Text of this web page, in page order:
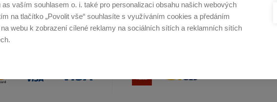
as vaším souhlasem o. i. také pro personalizaci obsahu našich webových
na tlačítko „Povolit vše“ souhlasíte s využíváním cookies a předáním
webu k zobrazení cílené reklamy na sociálních sítích a reklamních sítích
Profikuchar.sk Profikoch.at Profiszakacs.hu